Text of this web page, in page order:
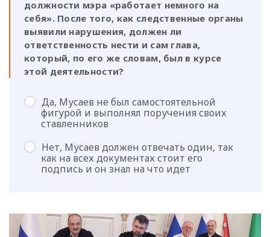
должности мэра «работает немного на
себя». После того, как следственные органы
выявили нарушения, должен ли
ответственность нести и сам глава,
который, по его же словам, был в курсе
этой деятельности?
Да, Мусаев не был самостоятельной
фигурой и выполнял поручения своих
ставленников
Нет, Мусаев должен отвечать один, так
как на всех документах стоит его
подпись и он знал на что идет